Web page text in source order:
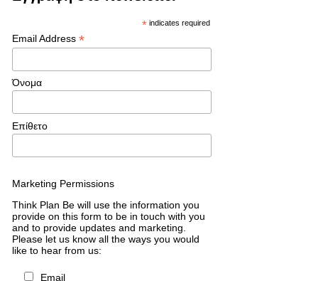
* indicates required
Email Address *
Όνομα
Επίθετο
Marketing Permissions
Think Plan Be will use the information you
provide on this form to be in touch with you
and to provide updates and marketing.
Please let us know all the ways you would
like to hear from us:
Email